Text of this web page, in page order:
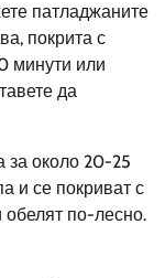
патладжаните
покрита с
минути или
да
за около 20-25
и се покриват с
обелят по-лесно.